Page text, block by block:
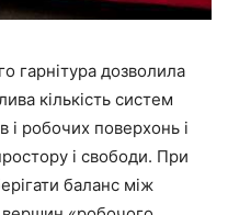
гарнітура дозволила
кількість систем
і робочих поверхонь і
і свободи. При
баланс між